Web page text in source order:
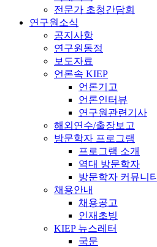
전문가 초청간담회
연구원소식
공지사항
연구원동정
보도자료
언론속 KIEP
언론기고
언론인터뷰
연구원관련기사
해외연수/출장보고
방문학자 프로그램
프로그램 소개
역대 방문학자
방문학자 커뮤니티
채용안내
채용공고
인재초빙
KIEP 뉴스레터
국문